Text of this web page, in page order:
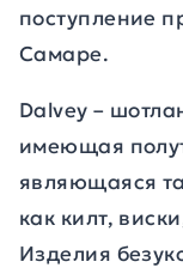
поступление
Самаре.
Dalvey –
имеющая
являющаяся
как килт,
Изделия